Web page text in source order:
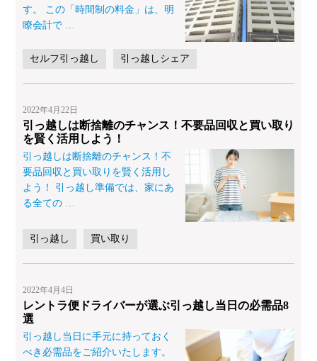
す。 この「時間制の料金」は、明
瞭会計で
セルフ引っ越し 引っ越しシェア
2022年4月22日
引っ越しは断捨離のチャンス！不要品回収と買い取り
を賢く活用しよう！
引っ越しは断捨離のチャンス！不
要品回収と買い取りを賢く活用し
よう！ 引っ越し準備では、家にあ
る全ての …
引っ越し 買い取り
2022年4月4日
レントラ便ドライバーが選ぶ引っ越し当日の必需品8
選
引っ越し当日に手元に持っておく
べき必需品をご紹介いたします。